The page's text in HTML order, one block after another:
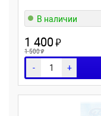
В наличии
1 400₽
1 500₽
- +